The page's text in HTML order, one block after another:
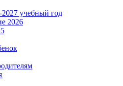
учебный год
2026